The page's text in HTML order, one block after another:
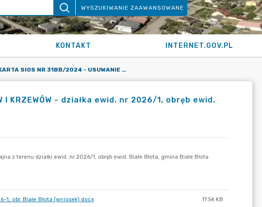
WYSZUKIWANIE ZAAWANSOWANE
KONTAKT INTERNET.GOV.PL
KARTA SIOS NR 31BB/2024 - USUWANIE DRZEW I KRZEWÓW - DZIAŁKA EWID. NR 2026/1, OBRĘB EWID. BIAŁE BŁOTA, GMINA BIAŁE BŁOTA (WNIOSEK)
I KRZEWÓW - działka ewid. nr 2026/1, obręb ewid.
1, obr. Białe Błota (wniosek).docx 17.54 KB